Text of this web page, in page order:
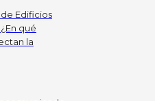
Edificios
qué
la